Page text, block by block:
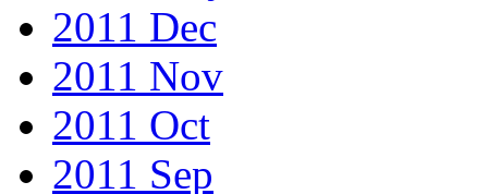
2011 Dec
2011 Nov
2011 Oct
2011 Sep